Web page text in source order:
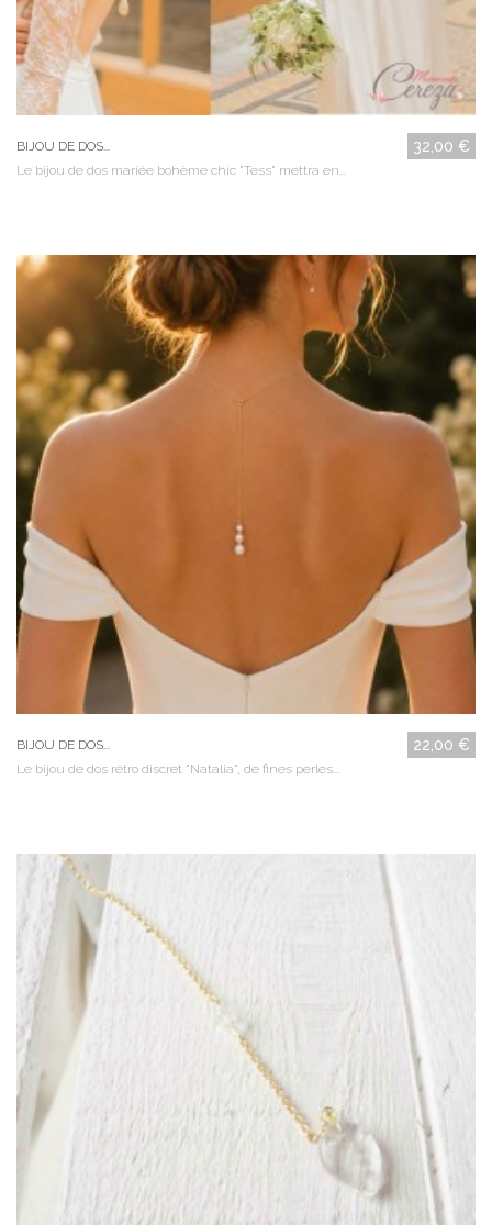
BIJOU DE DOS... 32,00 €
Le bijou de dos mariée bohème chic "Tess" mettra en...
BIJOU DE DOS... 22,00 €
Le bijou de dos rétro discret "Natalia", de fines perles...